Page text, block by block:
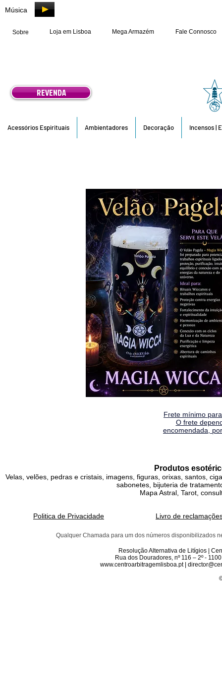
Música
Sobre Loja em Lisboa Mega Armazém Fale Connosco
REVENDA
Acessórios Espirituais Ambientadores Decoração Incensos |
Frete mínimo
O frete
encomendada,
Produtos
Velas, velões, pedras e cristais, imagens, figuras, orixas, santos,
sabonetes, bijuteria de
Mapa Astral, Tarot,
Politica de Privacidade Livro de
Qualquer Chamada para um dos números disponibilizados
Resolução Alternativa de Litígios |
Rua dos Douradores, nº 116 – 2º -
www.centroarbitragemlisboa.pt |